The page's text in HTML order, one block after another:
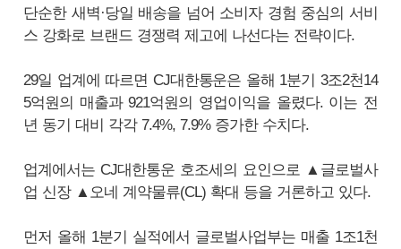
단순한 새벽·당일 배송을 넘어 소비자 경험 중심의 서비
스 강화로 브랜드 경쟁력 제고에 나선다는 전략이다.
29일 업계에 따르면 CJ대한통운은 올해 1분기 3조2천14
5억원의 매출과 921억원의 영업이익을 올렸다. 이는 전
년 동기 대비 각각 7.4%, 7.9% 증가한 수치다.
업계에서는 CJ대한통운 호조세의 요인으로 ▲글로벌사
업 신장 ▲오네 계약물류(CL) 확대 등을 거론하고 있다.
먼저 올해 1분기 실적에서 글로벌사업부는 매출 1조1천